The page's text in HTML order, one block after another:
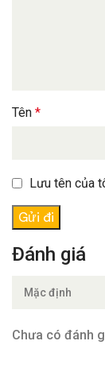
Đánh giá
Chưa có đánh
Tên*
Lưu tên của